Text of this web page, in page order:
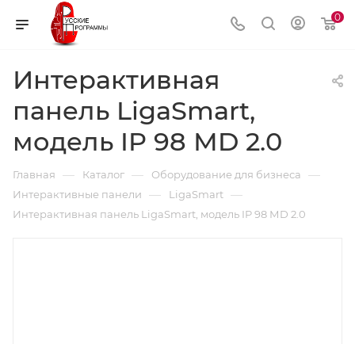
0
Интерактивная
панель LigaSmart,
модель IP 98 МD 2.0
Главная — Каталог — Оборудование для бизнеса —
Интерактивные панели — LigaSmart —
Интерактивная панель LigaSmart, модель IP 98 МD 2.0